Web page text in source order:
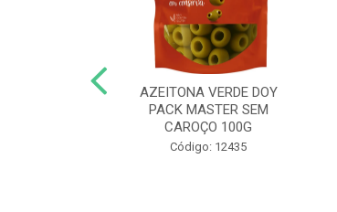
AZEITONA VERDE DOY
PACK MASTER SEM
CAROÇO 100G
Código: 12435